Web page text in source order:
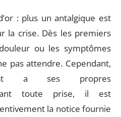
: plus un antalgique est
la crise. Dès les premiers
ou les symptômes
pas attendre. Cependant,
a ses propres
toute prise, il est
la notice fournie